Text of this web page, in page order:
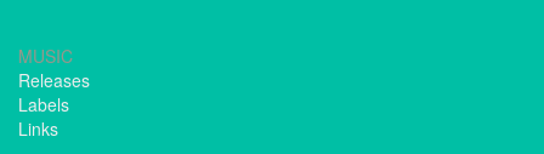
MUSIC
Releases
Labels
Links